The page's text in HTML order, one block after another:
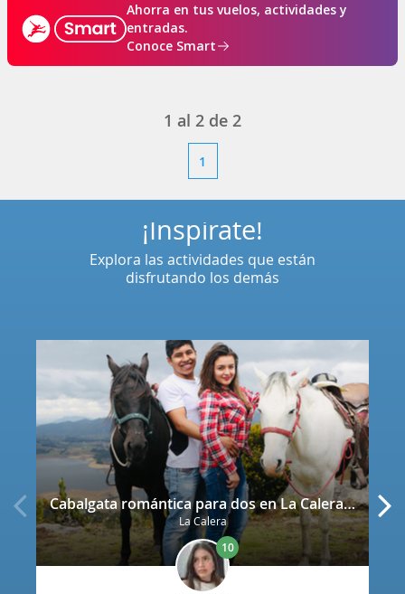
Ahorra en tus vuelos, actividades y
entradas.
Conoce Smart
1 al 2 de 2
1
Cabalgata romántica para dos en La Calera con decoración
La Calera
10
¡Inspírate!
Explora las actividades que están
disfrutando los demás